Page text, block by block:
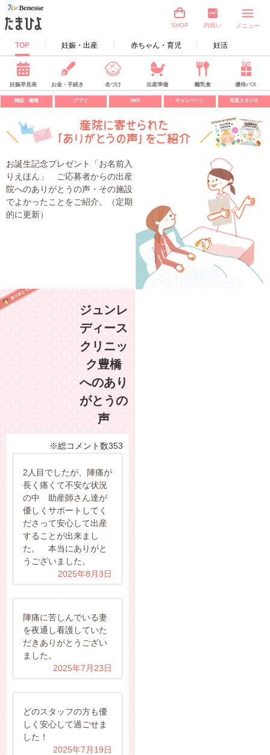
TOP 妊娠・出産 赤ちゃん・育児 妊活
SHOP 内祝い メニュー
妊娠早見表 お金・手続き 名づけ 出産準備 離乳食 優待パス
雑誌・書籍 アプリ SNS キャンペーン 写真スタジオ
お誕生記念プレゼント「お名前入
りえほん」 ご応募者からの出産
院へのありがとうの声・その施設
でよかったことをご紹介。（定期
的に更新）
ジュンレ
ディース
クリニッ
ク豊橋
へのあり
がとうの
声
※総コメント数353
2人目でしたが、陣痛が
長く痛くて不安な状況
の中 助産師さん達が
優しくサポートしてく
ださって安心して出産
することが出来まし
た。 本当にありがと
うございました。
2025年8月3日
陣痛に苦しんでいる妻
を夜通し看護していた
だきありがとうござい
ました。
2025年7月23日
どのスタッフの方も優
しく安心して過ごせま
した！
2025年7月19日